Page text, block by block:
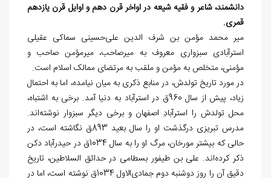
دانشمند، شاعر و فقیه شیعه در اواخر قرن دهم و اوایل قرن یازدهم
قمری.
میر محمد مؤمن بن‌ شرف‌ الدین علی‌حسینی سماکی عقیلی
استرآبادی سبزواری معروف به میرصاحب، میرمؤمن صاحب و
مؤمنی، متخلص به مؤمن و ملقب به مرتضای ممالک اسلام است.
در مورد تاریخ تولدش، در منابع ذکری به میان نیامده، اما به احتمال
زیاد، پیش از سال 960ق در استرآباد به دنیا آمد. برخی به اشتباه،
محل تولدش را استرآبادِ اصفهان و برخی دیگر سبزوار نوشته‌اند.
مدرس تبریزی درگذشت او را سال بعید 893ق نگاشته است، در
حالی که بیشتر مورخان، مرگ او را به سال 1034ق در حیدرآباد دکن
ذکر کرده‌اند. علی بن طیفور بسطامی در حدائق السلاطین، تاریخ
دقیق آن را روز دوشنبه دوم جمادی‌الاول 1034ق نوشته است، اما در